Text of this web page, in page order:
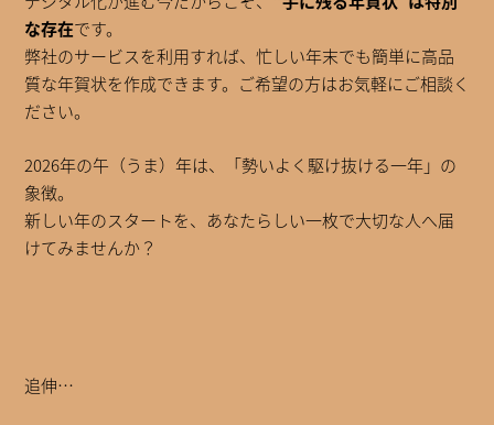
な存在です。
弊社のサービスを利用すれば、忙しい年末でも簡単に高品
質な年賀状を作成できます。ご希望の方はお気軽にご相談く
ださい。
2026年の午（うま）年は、「勢いよく駆け抜ける一年」の
象徴。
新しい年のスタートを、あなたらしい一枚で大切な人へ届
けてみませんか？
追伸…